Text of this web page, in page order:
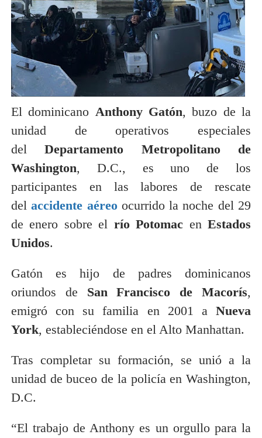
El dominicano Anthony Gatón, buzo de la
unidad de operativos especiales
delDepartamento Metropolitano de
Washington, D.C., es uno de los
participantes en las labores de rescate
delaccidente aéreoocurrido la noche del 29
de enero sobre el río Potomac enEstados
Unidos.
Gatón es hijo de padres dominicanos
oriundos de San Francisco de Macorís,
emigró con su familia en 2001 a Nueva
York, estableciéndose en el Alto Manhattan.
Tras completar su formación, se unió a la
unidad de buceo de la policía en Washington,
D.C.
“El trabajo de Anthony es un orgullo para la